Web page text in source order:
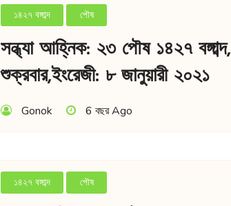
১৪২৭ বঙ্গাব্দ পৌষ
সন্ধ্যা আহ্নিক: ২৩ পৌষ ১৪২৭ বঙ্গাব্দ,
শুক্রবার,ইংরেজী: ৮ জানুয়ারী ২০২১
Gonok 6 বছর Ago
১৪২৭ বঙ্গাব্দ পৌষ